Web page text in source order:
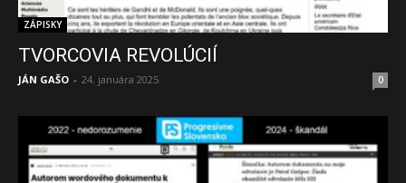
ZÁPISKY
TVORCOVIA REVOLÚCIÍ
JÁN GAŠO - 24. januára 2025 0